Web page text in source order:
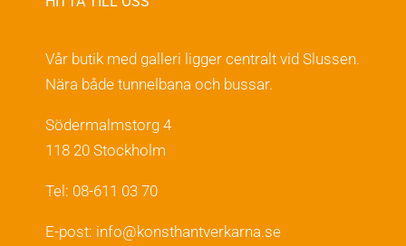
Vår butik med galleri ligger centralt vid Slussen.
Nära både tunnelbana och bussar.
Södermalmstorg 4
118 20 Stockholm
Tel: 08-611 03 70
E-post: info@konsthantverkarna.se